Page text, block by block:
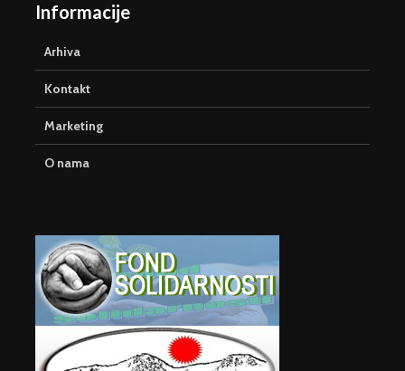
Informacije
Arhiva
Kontakt
Marketing
O nama